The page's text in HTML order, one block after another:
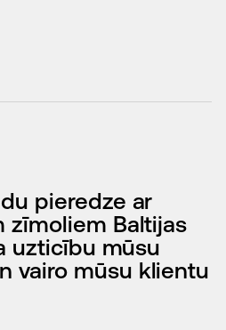
pieredze ar
zīmoliem Baltijas
uzticību mūsu
vairo mūsu klientu